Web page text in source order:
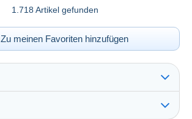
1.718 Artikel gefunden
Zu meinen Favoriten hinzufügen